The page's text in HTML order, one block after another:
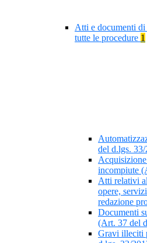
Atti e documenti di
tutte le procedure 1
del d.lgs.
incompiute
Atti relativi
opere,
redazione
Documenti
(Art. 37 del
Gravi illeciti